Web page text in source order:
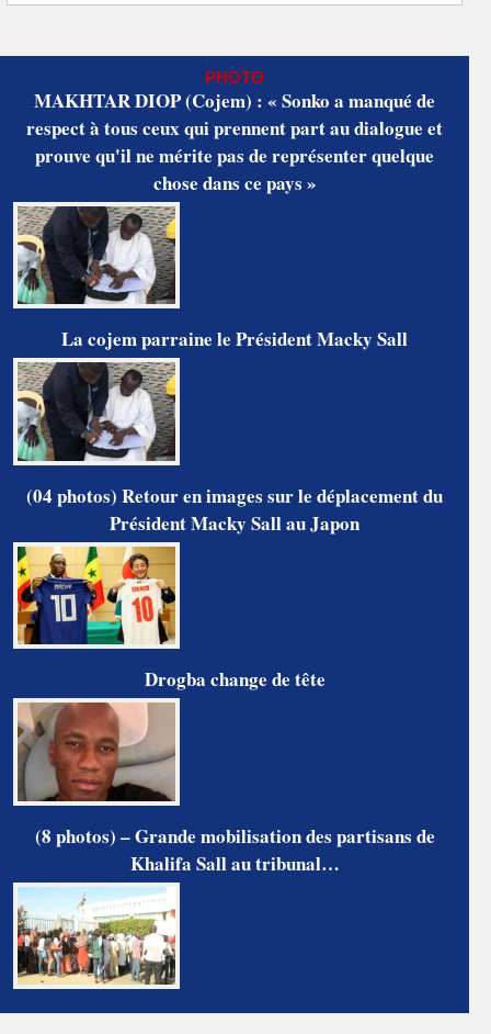
PHOTO
MAKHTAR DIOP (Cojem) : « Sonko a manqué de
respect à tous ceux qui prennent part au dialogue et
prouve qu'il ne mérite pas de représenter quelque
chose dans ce pays »
La cojem parraine le Président Macky Sall
(04 photos) Retour en images sur le déplacement du
Président Macky Sall au Japon
Drogba change de tête
(8 photos) – Grande mobilisation des partisans de
Khalifa Sall au tribunal…